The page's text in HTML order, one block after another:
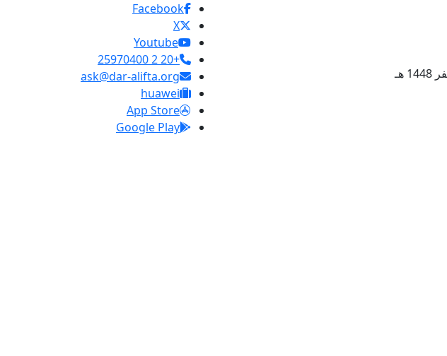
Facebook
X
Youtube
+20 2 25970400
ask@dar-alifta.org
huawei
App Store
Google Play